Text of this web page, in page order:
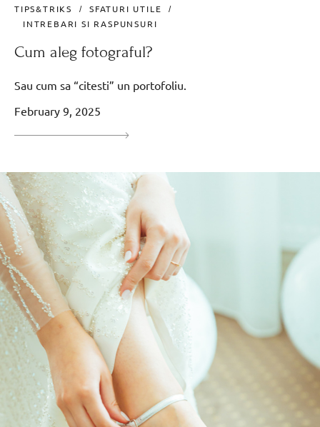
TIPS&TRIKS
SFATURI UTILE
INTREBARI SI RASPUNSURI
Cum aleg fotograful?
Sau cum sa “citesti” un portofoliu.
February 9, 2025